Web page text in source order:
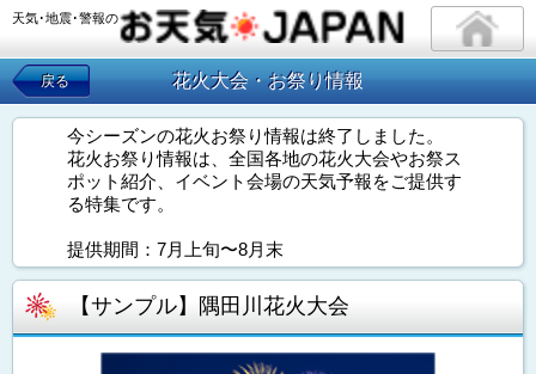
天気･地震･警報の
戻る 花火大会・お祭り情報
今シーズンの花火お祭り情報は終了しました。
花火お祭り情報は、全国各地の花火大会やお祭ス
ポット紹介、イベント会場の天気予報をご提供す
る特集です。
提供期間：7月上旬〜8月末
【サンプル】隅田川花火大会